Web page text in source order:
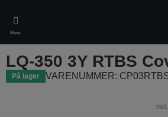
main
content
Menu
LQ-350 3Y RTBS
På lager VARENUMMER: